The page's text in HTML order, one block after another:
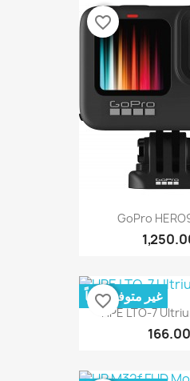
GoPro
favorite_border
HPE LTO-7
غير متوفر حالياً
favorite_border